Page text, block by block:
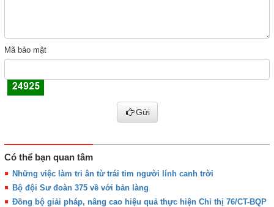
Mã bảo mật
Gửi
Có thể bạn quan tâm
Những việc làm tri ân từ trái tim người lính canh trời
Bộ đội Sư đoàn 375 về với bản làng
Đồng bộ giải pháp, nâng cao hiệu quả thực hiện Chỉ thị 76/CT-BQP